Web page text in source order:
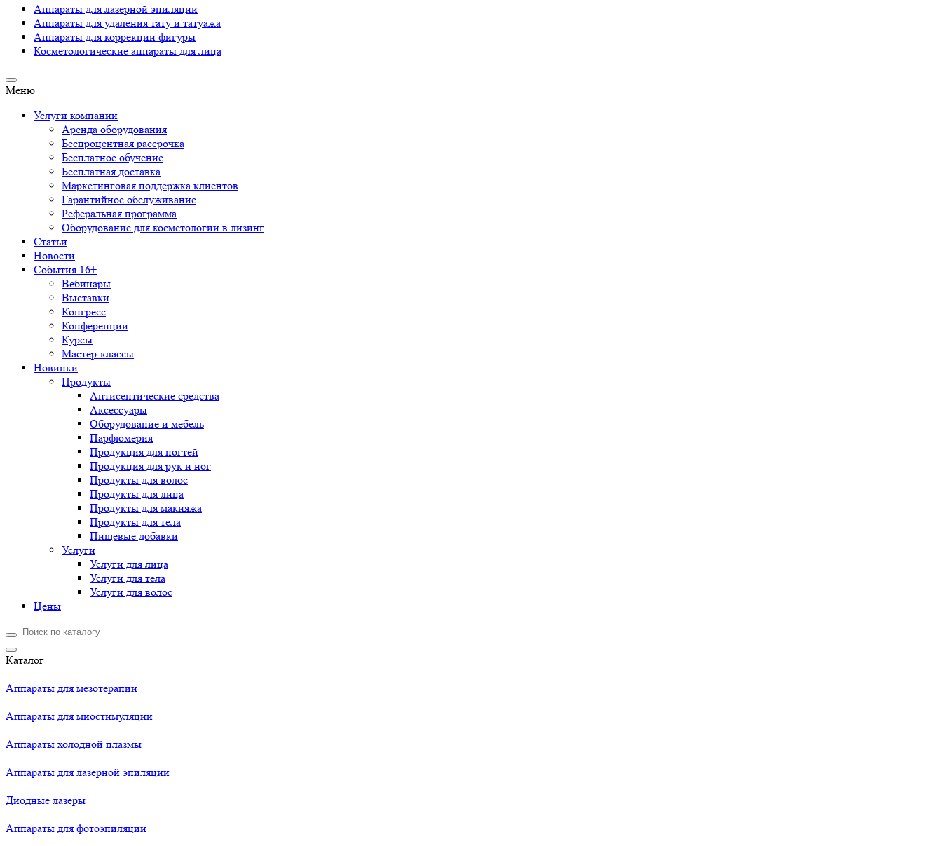
Аппараты для лазерной эпиляции
Аппараты для удаления тату и татуажа
Аппараты для коррекции фигуры
Косметологические аппараты для лица
Меню
Услуги компании
Аренда оборудования
Беспроцентная рассрочка
Бесплатное обучение
Бесплатная доставка
Маркетинговая поддержка клиентов
Гарантийное обслуживание
Реферальная программа
Оборудование для косметологии в лизинг
Статьи
Новости
События 16+
Вебинары
Выставки
Конгресс
Конференции
Курсы
Мастер-классы
Новинки
Продукты
Антисептические средства
Аксессуары
Оборудование и мебель
Парфюмерия
Продукция для ногтей
Продукция для рук и ног
Продукты для волос
Продукты для лица
Продукты для макияжа
Продукты для тела
Пищевые добавки
Услуги
Услуги для лица
Услуги для тела
Услуги для волос
Цены
Каталог
Аппараты для мезотерапии
Аппараты для миостимуляции
Аппараты холодной плазмы
Аппараты для лазерной эпиляции
Диодные лазеры
Аппараты для фотоэпиляции